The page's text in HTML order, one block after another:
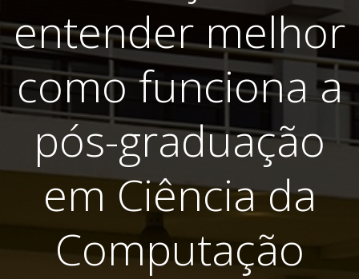
entender melhor
como funciona a
pós-graduação
em Ciência da
Computação